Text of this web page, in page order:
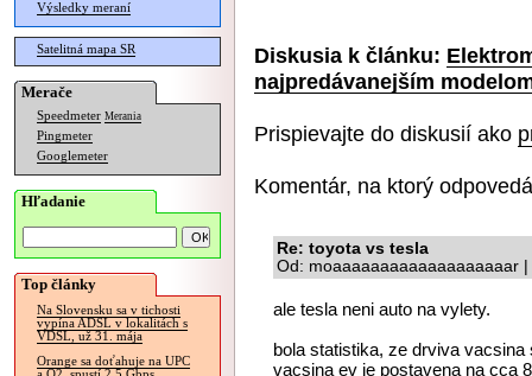
Výsledky meraní
Satelitná mapa SR
Merače
Speedmeter Merania
Pingmeter
Googlemeter
Hľadanie
Top články
Na Slovensku sa v tichosti
vypína ADSL v lokalitách s
VDSL, už 31. mája
Orange sa doťahuje na UPC
Diskusia k článku:
najpredávanejším
Prispievajte do diskusií ako
Komentár, na ktorý
Re: toyota vs tesla
Od: moaaaaaaaaaaaaaaaaaaar
ale tesla neni auto na vylety.
bola statistika, ze drviva
vacsina ev je postavena na cca